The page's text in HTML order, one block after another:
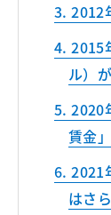
2012
2015
ル）
2020
賃金
2021
はさ